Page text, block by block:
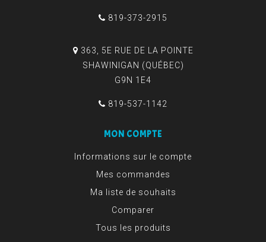
819-373-2915
363, 5E RUE DE LA POINTE
SHAWINIGAN (QUÉBEC)
G9N 1E4
819-537-1142
MON COMPTE
Informations sur le compte
Mes commandes
Ma liste de souhaits
Comparer
Tous les produits